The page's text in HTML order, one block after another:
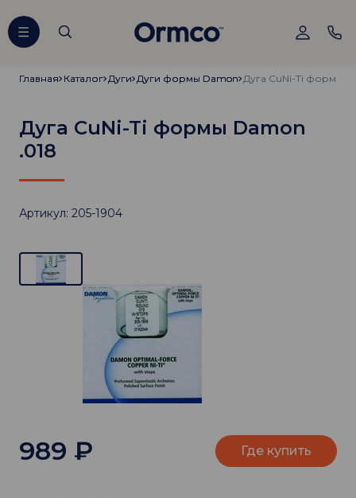
Главная
Главная Каталог
Каталог Дуги
Дуги Дуги формы Damon
Дуги формы Damon Дуга CuNi-Ti формы
Дуга CuNi-Ti формы Damon
.018
Артикул: 205-1904
989 ₽ Где купить